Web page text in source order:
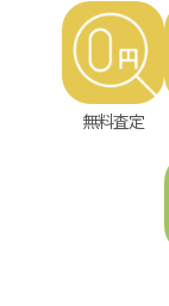
無料査定